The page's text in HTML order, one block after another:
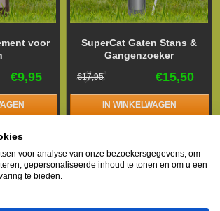
voor
€9,95
SuperCat Gaten Stans &
Gangenzoeker
€15,50
€17,95
IN WINKELWAGEN
voor analyse van onze bezoekersgegevens, om
gepersonaliseerde inhoud te tonen en om u een
te bieden.